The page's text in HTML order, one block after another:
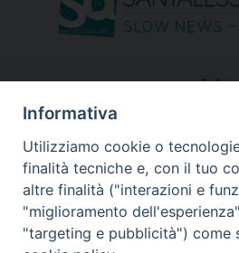
seguici
Informativa
Utilizziamo cookie o
finalità tecniche e, con il tuo
altre finalità ("interazioni e
"miglioramento
"targeting e pubblicità") come